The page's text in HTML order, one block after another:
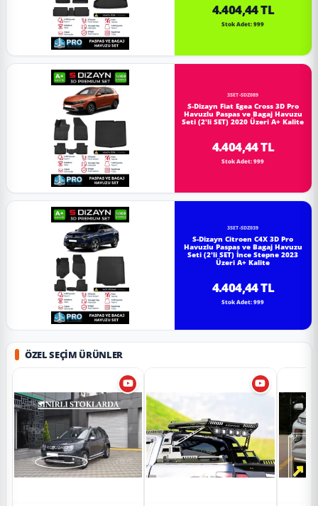
4.404,44 TL
Stok Adet: 999
3SET-SDZ089
S-Dizayn Fiat Egea Cross 3D Pro
Havuzlu Paspas ve Bagaj Havuzu
Seti (2'li SET) 2020 Üzeri A+ Kalite
4.404,44 TL
Stok Adet: 999
3SET-SDZ039
S-Dizayn Citroen C4X 3D Pro
Havuzlu Paspas ve Bagaj Havuzu
Seti (2'li SET) İnce Stepne 2023
Üzeri A+ Kalite
4.404,44 TL
Stok Adet: 999
ÖZEL SEÇIM ÜRÜNLER